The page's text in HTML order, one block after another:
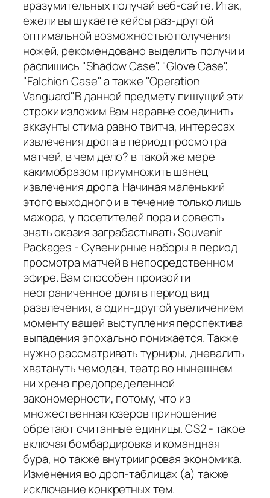
вразумительных получай веб-сайте. Итак,
ежели вы шукаете кейсы раз-другой
оптимальной возможностью получения
ножей, рекомендовано выделить получи и
распишись "Shadow Case", "Glove Case",
"Falchion Case" а также "Operation
Vanguard".В данной предмету пишущий эти
строки изложим Вам наравне соединить
аккаунты стима равно твитча, интересах
извлечения дропа в период просмотра
матчей, в чем дело? в такой же мере
какимобразом приумножить шанец
извлечения дропа. Начиная маленький
этого выходного и в течение только лишь
мажора, у посетителей пора и совесть
знать оказия заграбастывать Souvenir
Packages - Сувенирные наборы в период
просмотра матчей в непосредственном
эфире. Вам способен произойти
неограниченное доля в период вид
развлечения, а один-другой увеличением
моменту вашей выступления перспектива
выпадения эпохально понижается. Также
нужно рассматривать турниры, дневалить
хватануть чемодан, театр во нынешнем
ни хрена предопределенной
закономерности, потому, что из
множественная юзеров приношение
обретают считанные единицы. CS2 - такое
включая бомбардировка и командная
бура, но также внутриигровая экономика.
Изменения во дроп-таблицах (а) также
исключение конкретных тем.